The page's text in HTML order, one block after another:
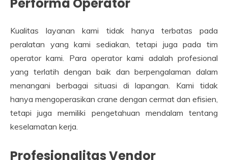
Kualitas layanan kami tidak hanya terbatas pada
peralatan yang kami sediakan, tetapi juga pada tim
operator kami. Para operator kami adalah profesional
yang terlatih dengan baik dan berpengalaman dalam
menangani berbagai situasi di lapangan. Kami tidak
hanya mengoperasikan crane dengan cermat dan efisien,
tetapi juga memiliki pengetahuan mendalam tentang
keselamatan kerja.
Profesionalitas Vendor